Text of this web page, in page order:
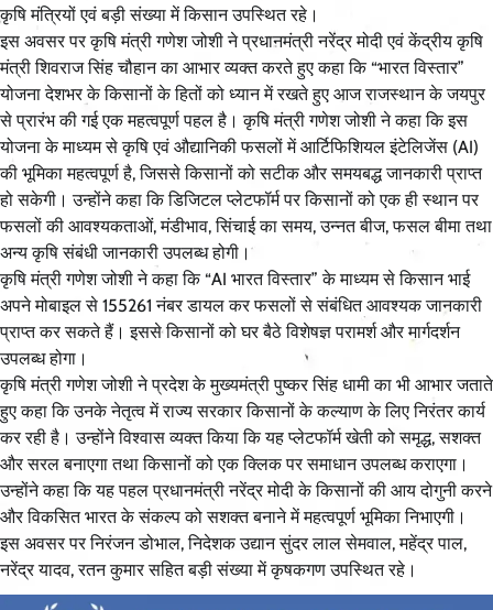
कृषि मंत्रियों एवं बड़ी संख्या में किसान उपस्थित रहे।
इस अवसर पर कृषि मंत्री गणेश जोशी ने प्रधानमंत्री नरेंद्र मोदी एवं केंद्रीय कृषि
मंत्री शिवराज सिंह चौहान का आभार व्यक्त करते हुए कहा कि “भारत विस्तार”
योजना देशभर के किसानों के हितों को ध्यान में रखते हुए आज राजस्थान के जयपुर
से प्रारंभ की गई एक महत्वपूर्ण पहल है। कृषि मंत्री गणेश जोशी ने कहा कि इस
योजना के माध्यम से कृषि एवं औद्यानिकी फसलों में आर्टिफिशियल इंटेलिजेंस (AI)
की भूमिका महत्वपूर्ण है, जिससे किसानों को सटीक और समयबद्ध जानकारी प्राप्त
हो सकेगी। उन्होंने कहा कि डिजिटल प्लेटफॉर्म पर किसानों को एक ही स्थान पर
फसलों की आवश्यकताओं, मंडीभाव, सिंचाई का समय, उन्नत बीज, फसल बीमा तथा
अन्य कृषि संबंधी जानकारी उपलब्ध होगी।
कृषि मंत्री गणेश जोशी ने कहा कि “AI भारत विस्तार” के माध्यम से किसान भाई
अपने मोबाइल से 155261 नंबर डायल कर फसलों से संबंधित आवश्यक जानकारी
प्राप्त कर सकते हैं। इससे किसानों को घर बैठे विशेषज्ञ परामर्श और मार्गदर्शन
उपलब्ध होगा।
कृषि मंत्री गणेश जोशी ने प्रदेश के मुख्यमंत्री पुष्कर सिंह धामी का भी आभार जताते
हुए कहा कि उनके नेतृत्व में राज्य सरकार किसानों के कल्याण के लिए निरंतर कार्य
कर रही है। उन्होंने विश्वास व्यक्त किया कि यह प्लेटफॉर्म खेती को समृद्ध, सशक्त
और सरल बनाएगा तथा किसानों को एक क्लिक पर समाधान उपलब्ध कराएगा।
उन्होंने कहा कि यह पहल प्रधानमंत्री नरेंद्र मोदी के किसानों की आय दोगुनी करने
और विकसित भारत के संकल्प को सशक्त बनाने में महत्वपूर्ण भूमिका निभाएगी।
इस अवसर पर निरंजन डोभाल, निदेशक उद्यान सुंदर लाल सेमवाल, महेंद्र पाल,
नरेंद्र यादव, रतन कुमार सहित बड़ी संख्या में कृषकगण उपस्थित रहे।